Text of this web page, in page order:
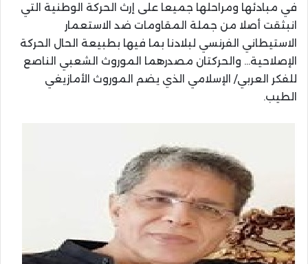
في مبادئها ومراحلها جميعا على إرث الحركة الوطنية التي
انبثقت أصلا من جملة المقاومات ضد الاستعمار
الاستيطاني الفرنسي لبلادنا بما فيها بطبيعة الحال الحركة
الإصلاحية… والحركتان مصدرهما الموروث الشعبي الناصع
للفكر العربي/ الإسلامي الذي يضم الموروث الأمازيغي
الطيب.